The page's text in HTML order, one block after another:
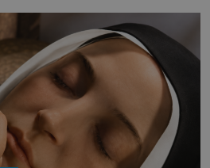
podivný útvar
tvář. NASA (Národní úřad